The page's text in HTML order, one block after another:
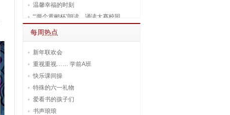
温馨幸福的时刻
“‘两个黄鹂杯’朗读、诵读大赛校园
每周热点
新年联欢会
重视重视…… 学前A班
快乐课间操
特殊的六一礼物
爱看书的孩子们
书声琅琅